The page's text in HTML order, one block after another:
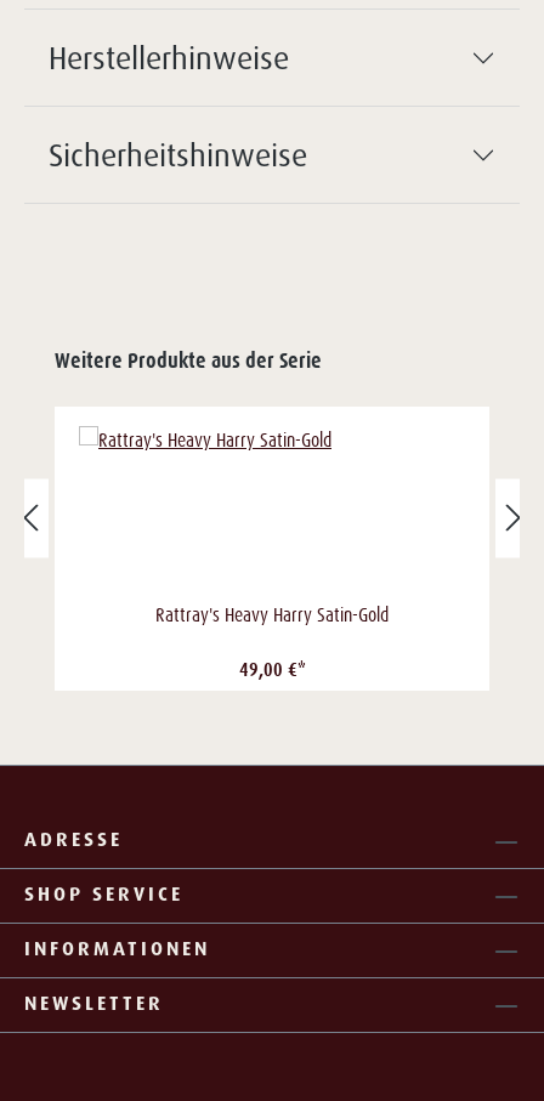
Herstellerhinweise
Sicherheitshinweise
Weitere Produkte aus der Serie
Rattray's Heavy Harry Satin-Gold
49,00 €*
ADRESSE
SHOP SERVICE
INFORMATIONEN
NEWSLETTER